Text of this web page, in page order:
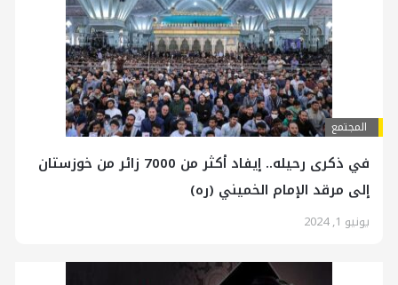
المجتمع
في ذکری رحیله.. إیفاد أكثر من 7000 زائر من خوزستان
إلى مرقد الإمام الخميني (ره)
يونيو 1, 2024